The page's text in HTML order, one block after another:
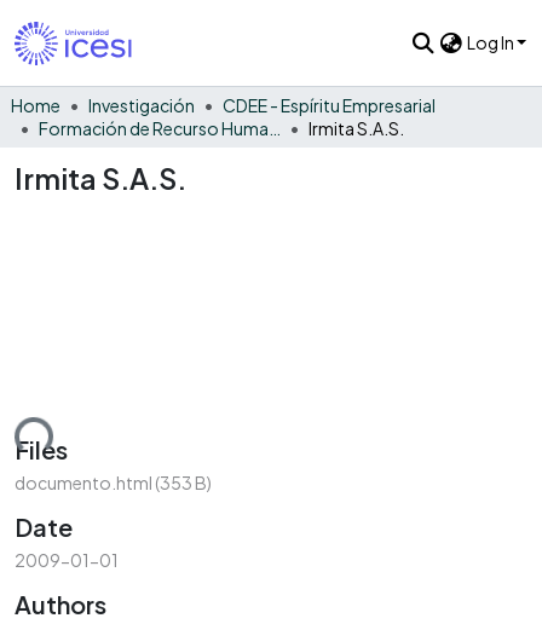
Log In
Home Investigación
CDEE - Espíritu Empresarial
Irmita S.A.S.
Irmita S.A.S.
Files
documento.html (353 B)
Date
2009-01-01
Authors